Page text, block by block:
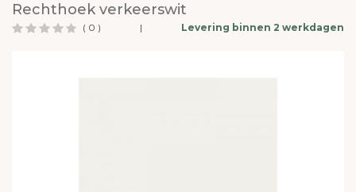
Rechthoek verkeerswit
( 0 ) | Levering binnen 2 werkdagen